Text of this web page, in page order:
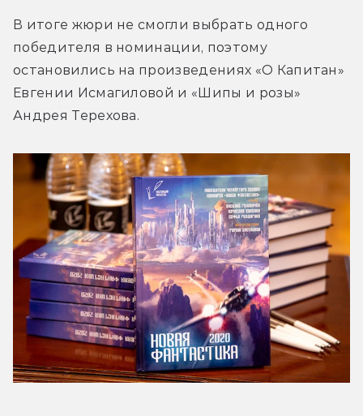
В итоге жюри не смогли выбрать одного
победителя в номинации, поэтому
остановились на произведениях «О Капитан»
Евгении Исмагиловой и «Шипы и розы»
Андрея Терехова.